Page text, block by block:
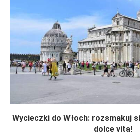
Wycieczki do Włoch: rozsmakuj
dolce vita!